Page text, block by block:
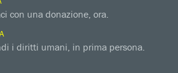
con una donazione, ora.
i diritti umani, in prima persona.